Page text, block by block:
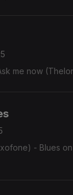
me now
- Blues